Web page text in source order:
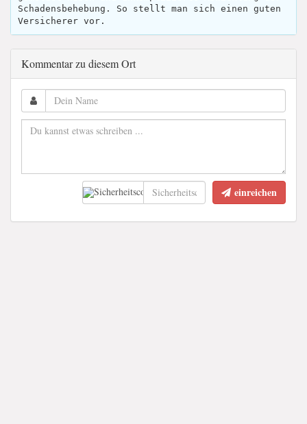
Schadensbehebung. So stellt man sich einen guten
Versicherer vor.
Kommentar zu diesem Ort
einreichen